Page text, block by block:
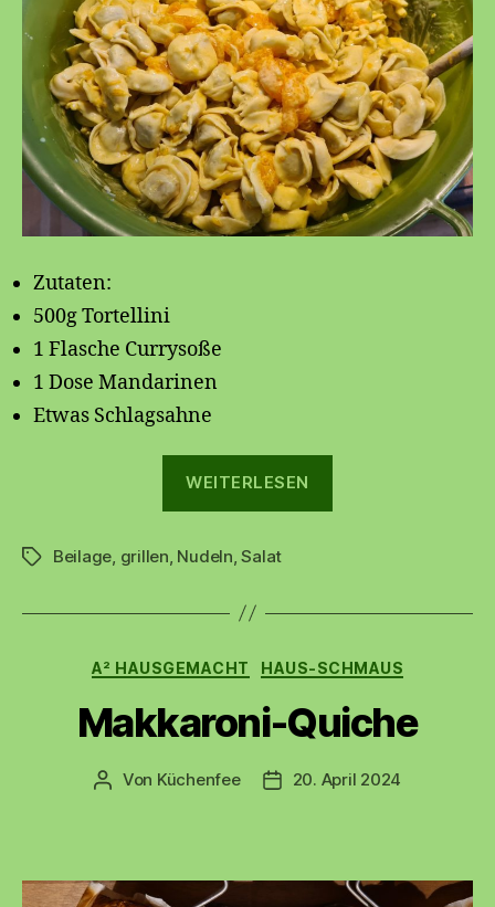
Zutaten:
500g Tortellini
1 Flasche Currysoße
1 Dose Mandarinen
Etwas Schlagsahne
WEITERLESEN
Schlagwörter
Beilage, grillen, Nudeln,Salat
Kategorien
A² HAUSGEMACHT HAUS-SCHMAUS
Makkaroni-Quiche
Beitragsautor
Von Küchenfee Beitragsdatum
20. April 2024